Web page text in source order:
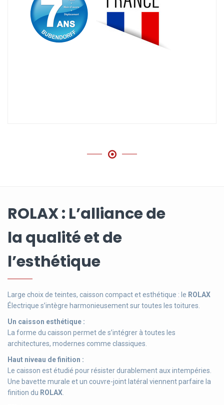
ROLAX : L’alliance de
la qualité et de
l’esthétique
Large choix de teintes, caisson compact et esthétique : le ROLAX
Électrique s’intègre harmonieusement sur toutes les toitures.
Un caisson esthétique :
La forme du caisson permet de s’intégrer à toutes les
architectures, modernes comme classiques.
Haut niveau de finition :
Le caisson est étudié pour résister durablement aux intempéries.
Une bavette murale et un couvre-joint latéral viennent parfaire la
finition du ROLAX